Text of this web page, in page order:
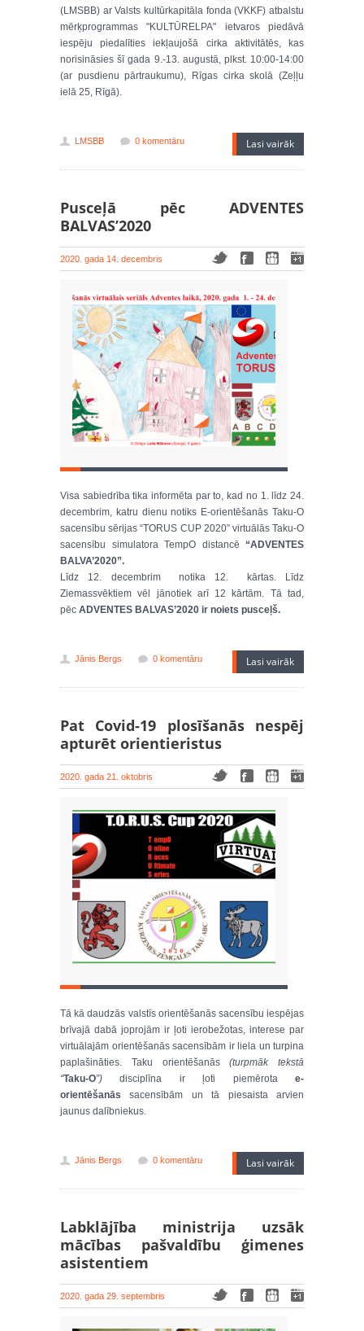
(LMSBB) ar Valsts kultūrkapitāla fonda (VKKF) atbalstu
mērķprogrammas "KULTŪRELPA" ietvaros piedāvā
iespēju piedalīties iekļaujošā cirka aktivitātēs, kas
norisināsies šī gada 9.-13. augustā, plkst. 10:00-14:00
(ar pusdienu pārtraukumu), Rīgas cirka skolā (Zeļļu
ielā 25, Rīgā).
LMSBB 0 komentāru Lasi vairāk
Pusceļā pēc ADVENTES
BALVAS’2020
2020. gada 14. decembris
Visa sabiedrība tika informēta par to, kad no 1. līdz 24.
decembrim, katru dienu notiks E-orientēšanās Taku-O
sacensību sērijas “TORUS CUP 2020” virtuālās Taku-O
sacensību simulatora TempO distancē “ADVENTES
BALVA’2020”.
Līdz 12. decembrim notika 12. kārtas. Līdz
Ziemassvēktiem vēl jānotiek arī 12 kārtām. Tā tad,
pēc ADVENTES BALVAS’2020 ir noiets pusceļš.
Jānis Bergs 0 komentāru Lasi vairāk
Pat Covid-19 plosīšanās nespēj
apturēt orientieristus
2020. gada 21. oktobris
Tā kā daudzās valstīs orientēšanās sacensību iespējas
brīvajā dabā joprojām ir ļoti ierobežotas, interese par
virtuālajām orientēšanās sacensībām ir liela un turpina
paplašināties. Taku orientēšanās(turpmāk tekstā
“Taku-O”) disciplīna ir ļoti piemērota e-
orientēšanās sacensībām un tā piesaista arvien
jaunus dalībniekus.
Jānis Bergs 0 komentāru Lasi vairāk
Labklājība ministrija uzsāk
mācības pašvaldību ģimenes
asistentiem
2020. gada 29. septembris